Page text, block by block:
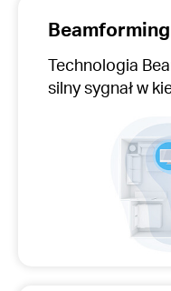
Beamforming
Technologia
silny sygnał w